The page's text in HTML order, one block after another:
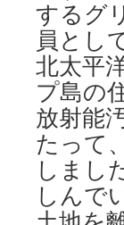
するグ
員とし
北太平
プ島の
放射能
たって
しまし
しんで